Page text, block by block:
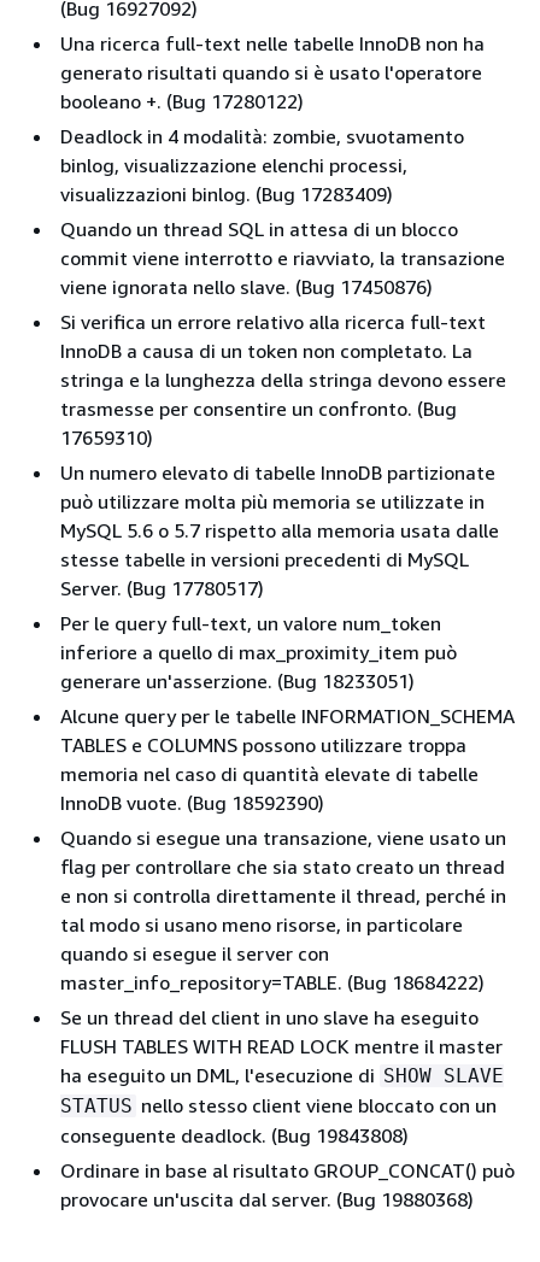
(Bug 16927092)
Una ricerca full-text nelle tabelle InnoDB non ha
generato risultati quando si è usato l'operatore
booleano +. (Bug 17280122)
Deadlock in 4 modalità: zombie, svuotamento
binlog, visualizzazione elenchi processi,
visualizzazioni binlog. (Bug 17283409)
Quando un thread SQL in attesa di un blocco
commit viene interrotto e riavviato, la transazione
viene ignorata nello slave. (Bug 17450876)
Si verifica un errore relativo alla ricerca full-text
InnoDB a causa di un token non completato. La
stringa e la lunghezza della stringa devono essere
trasmesse per consentire un confronto. (Bug
17659310)
Un numero elevato di tabelle InnoDB partizionate
può utilizzare molta più memoria se utilizzate in
MySQL 5.6 o 5.7 rispetto alla memoria usata dalle
stesse tabelle in versioni precedenti di MySQL
Server. (Bug 17780517)
Per le query full-text, un valore num_token
inferiore a quello di max_proximity_item può
generare un'asserzione. (Bug 18233051)
Alcune query per le tabelle INFORMATION_SCHEMA
TABLES e COLUMNS possono utilizzare troppa
memoria nel caso di quantità elevate di tabelle
InnoDB vuote. (Bug 18592390)
Quando si esegue una transazione, viene usato un
flag per controllare che sia stato creato un thread
e non si controlla direttamente il thread, perché in
tal modo si usano meno risorse, in particolare
quando si esegue il server con
master_info_repository=TABLE. (Bug 18684222)
Se un thread del client in uno slave ha eseguito
FLUSH TABLES WITH READ LOCK mentre il master
ha eseguito un DML, l'esecuzione di SHOW SLAVE
STATUS nello stesso client viene bloccato con un
conseguente deadlock. (Bug 19843808)
Ordinare in base al risultato GROUP_CONCAT() può
provocare un'uscita dal server. (Bug 19880368)